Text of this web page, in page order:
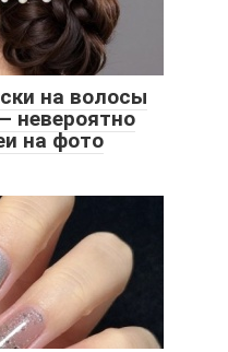
на волосы
невероятно
на фото